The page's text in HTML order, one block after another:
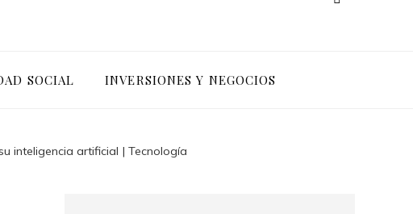
SOCIAL INVERSIONES Y NEGOCIOS
inteligencia artificial | Tecnología